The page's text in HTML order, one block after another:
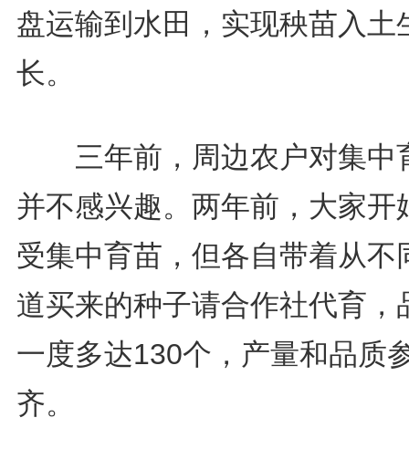
盘运输到水田，实现秧苗入土
长。
三年前，周边农户对集中
并不感兴趣。两年前，大家开
受集中育苗，但各自带着从不
道买来的种子请合作社代育，
一度多达130个，产量和品质
齐。